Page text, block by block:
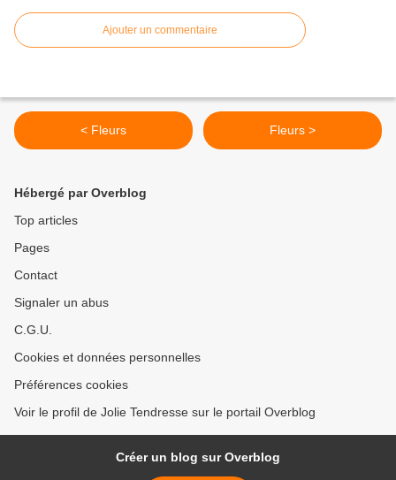
Ajouter un commentaire
< Fleurs Fleurs >
Hébergé par Overblog
Top articles
Pages
Contact
Signaler un abus
C.G.U.
Cookies et données personnelles
Préférences cookies
Voir le profil de Jolie Tendresse sur le portail Overblog
Créer un blog sur Overblog